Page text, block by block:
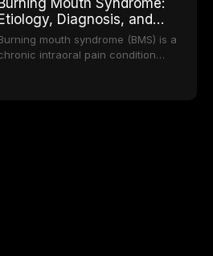
patient satisfaction,
abutment tooth survival, and the
on oral health-related
quality of life.
reviews the epidemiology and
etiology of dental fear and anxiety,
validated assessment
tools, and provides an evidence-
based framework for behavioral
increasingly esthetic,
and biocompatible options.
traditional feldspathic
to modern high-
Burning Mouth Syndrome:
Etiology, Diagnosis, and
Strategies
mouth syndrome (BMS) is a
intraoral pain condition